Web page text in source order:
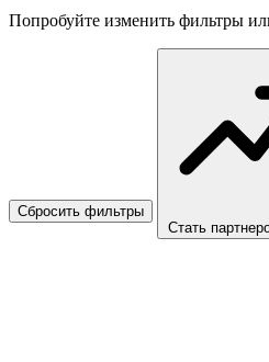
Попробуйте изменить фильтры
Сбросить фильтры
Стать